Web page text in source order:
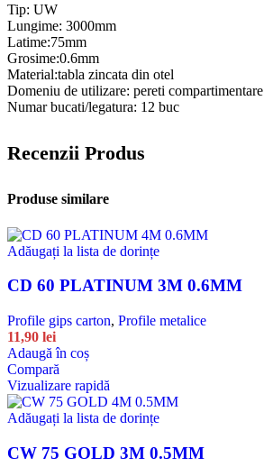
Tip: UW
Lungime: 3000mm
Latime:75mm
Grosime:0.6mm
Material:tabla zincata din otel
Domeniu de utilizare: pereti compartimentare
Numar bucati/legatura: 12 buc
Recenzii Produs
Produse similare
Adăugați la lista de dorințe
CD 60 PLATINUM 3M 0.6MM
Profile gips carton, Profile metalice
11,90 lei
Adaugă în coș
Compară
Vizualizare rapidă
Adăugați la lista de dorințe
CW 75 GOLD 3M 0.5MM